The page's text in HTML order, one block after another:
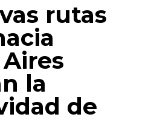
rutas
la
de